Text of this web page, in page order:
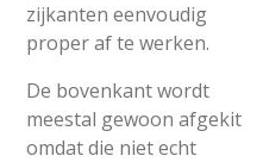
zijkanten eenvoudig
proper af te werken.
De bovenkant wordt
meestal gewoon afgekit
omdat die niet echt